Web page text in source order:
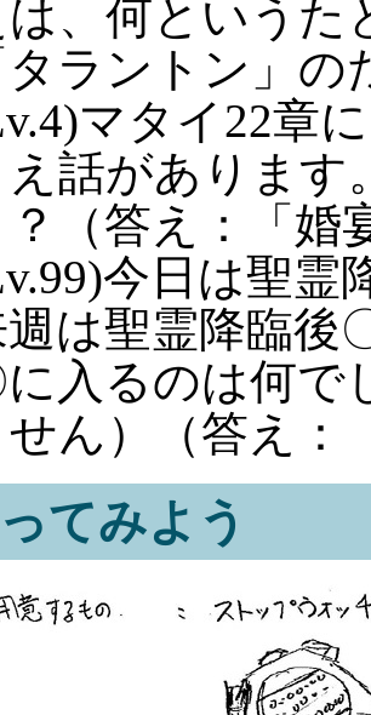
は、何というた
タラントン」の
マタイ22章
え話があります
？（答え：「婚
今日は聖霊
は聖霊降臨後
に入るのは何で
せん）（答え：
てみよう